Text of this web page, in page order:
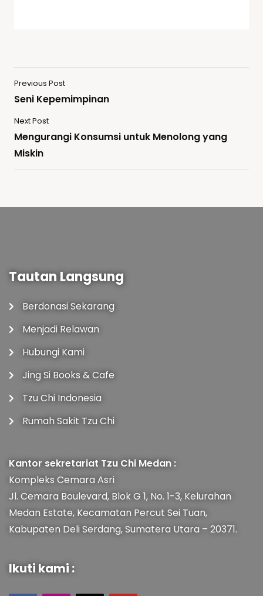
Previous Post
Seni Kepemimpinan
Next Post
Mengurangi Konsumsi untuk Menolong yang
Miskin
Tautan Langsung
Berdonasi Sekarang
Menjadi Relawan
Hubungi Kami
Jing Si Books & Cafe
Tzu Chi Indonesia
Rumah Sakit Tzu Chi
Kantor sekretariat Tzu Chi Medan :
Kompleks Cemara Asri
Jl. Cemara Boulevard, Blok G 1, No. 1-3, Kelurahan
Medan Estate, Kecamatan Percut Sei Tuan,
Kabupaten Deli Serdang, Sumatera Utara – 20371.
Ikuti kami :